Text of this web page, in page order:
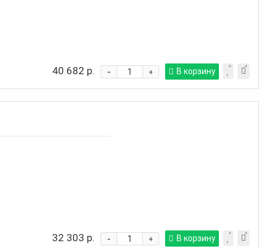
40 682 р. +
- В корзину
32 303 р. +
- В корзину